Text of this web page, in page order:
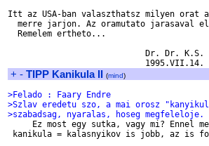
Itt az USA-ban valaszthatsz milyen orat
merre jarjon. Az oramutato jarasaval
  Remelem ertheto...
                            Dr. Dr. K.S.
+ - TIPP Kanikula II (mind)
>Felado : Faary Endre
>Szlav eredetu szo, a mai orosz
>szabadsag, nyaralas, hoseg megfeleloje.
Ez most egy sutka, vagy mi? Ennel
kanikula = kalasnyikov is jobb, az is